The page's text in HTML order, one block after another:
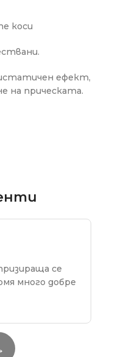
коси
ефект,
на прическата.
се
много добре